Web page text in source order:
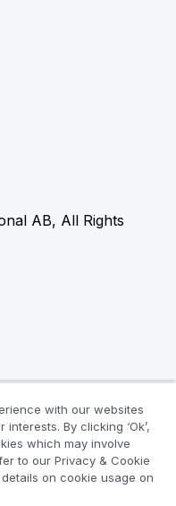
AB, All Rights
with our websites
By clicking ‘Ok’,
which may involve
to our Privacy & Cookie
on cookie usage on